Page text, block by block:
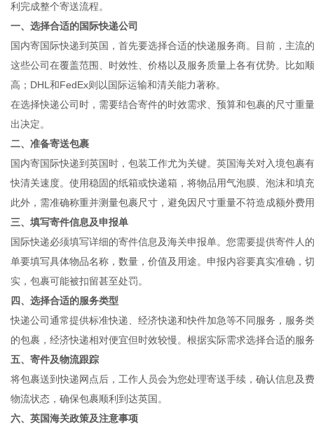
利完成整个寄送流程。
一、选择合适的国际快递公司
国内寄国际快递到英国，首先要选择合适的快递服务商。目前，主
这些公司在覆盖范围、时效性、价格以及服务质量上各有优势。比如
高；DHL和FedEx则以国际运输和清关能力著称。
在选择快递公司时，需要结合寄件的时效需求、预算和包裹的尺寸重
出决定。
二、准备寄送包裹
国内寄国际快递到英国时，包装工作尤为关键。英国海关对入境包裹
快清关速度。使用稳固的纸箱或快递箱，将物品用气泡膜、泡沫和填
此外，需准确称重并测量包裹尺寸，避免因尺寸重量不符造成额外费
三、填写寄件信息及申报单
国际快递必须填写详细的寄件信息及海关申报单。您需要提供寄件人
单要填写具体物品名称，数量，价值及用途。申报内容要真实准确，
实，包裹可能被扣留甚至处罚。
四、选择合适的服务类型
快递公司通常提供标准快递、经济快递和快件加急等不同服务，服务
的包裹，经济快递相对便宜但时效较慢。根据实际需求选择合适的服
五、寄件及物流跟踪
将包裹送到快递网点后，工作人员会为您处理寄送手续，确认信息及
物流状态，确保包裹顺利到达英国。
六、英国海关政策及注意事项